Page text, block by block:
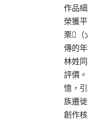
作品
榮獲
栗𪹚
傳的
林姓
評價
憶，
族遷
創作